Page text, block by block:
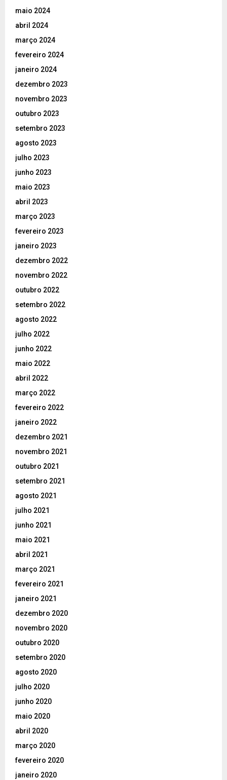
maio 2024
abril 2024
março 2024
fevereiro 2024
janeiro 2024
dezembro 2023
novembro 2023
outubro 2023
setembro 2023
agosto 2023
julho 2023
junho 2023
maio 2023
abril 2023
março 2023
fevereiro 2023
janeiro 2023
dezembro 2022
novembro 2022
outubro 2022
setembro 2022
agosto 2022
julho 2022
junho 2022
maio 2022
abril 2022
março 2022
fevereiro 2022
janeiro 2022
dezembro 2021
novembro 2021
outubro 2021
setembro 2021
agosto 2021
julho 2021
junho 2021
maio 2021
abril 2021
março 2021
fevereiro 2021
janeiro 2021
dezembro 2020
novembro 2020
outubro 2020
setembro 2020
agosto 2020
julho 2020
junho 2020
maio 2020
abril 2020
março 2020
fevereiro 2020
janeiro 2020